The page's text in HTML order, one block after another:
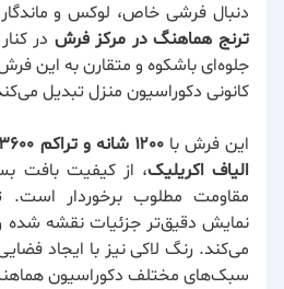
دنبال فرشی خاص، لوکس و
ترنج هماهنگ در مرکز فرش در
جلوه‌ای باشکوه و متقارن به این
کانونی دکوراسیون منزل تبدیل
این فرش با۱۲۰۰ شانه و تراکم ۳۶۰۰
الیاف اکریلیک، از کیفیت بافت
مقاومت مطلوب برخوردار است.
نمایش دقیق‌تر جزئیات نقشه شده
می‌کند. رنگ لاکی نیز با ایجاد
سبک‌های مختلف دکوراسیون